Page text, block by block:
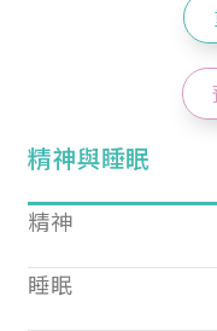
精神與睡眠
精神
睡眠